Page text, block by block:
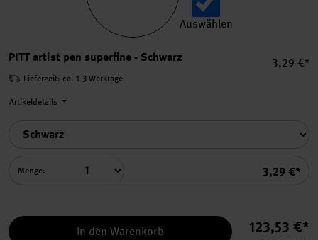
Auswählen
PITT artist pen superfine - Schwarz
3,29 €*
Summe
3,29 €*
Lieferzeit: ca. 1-3 Werktage
Artikeldetails
Menge:
In den Warenkorb 123,53 €*